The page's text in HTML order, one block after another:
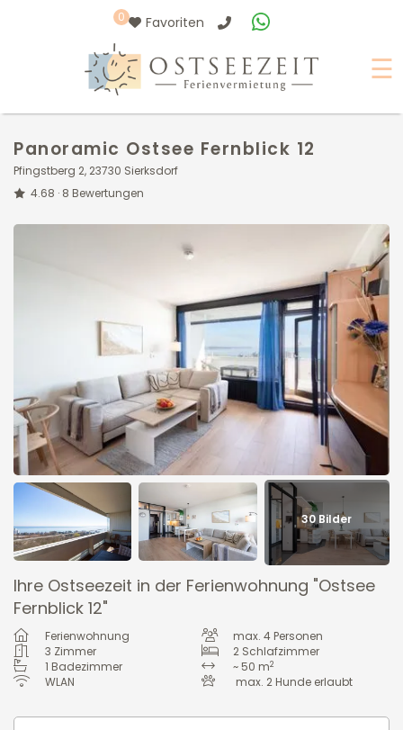
0 Favoriten
☰
Panoramic Ostsee Fernblick 12
Pfingstberg 2, 23730 Sierksdorf
4.68 · 8 Bewertungen
30 Bilder
Ihre Ostseezeit in der Ferienwohnung "Ostsee
Fernblick 12"
Ferienwohnung max. 4 Personen
3 Zimmer 2 Schlafzimmer
1 Badezimmer ~ 50 m2
WLAN max. 2 Hunde erlaubt